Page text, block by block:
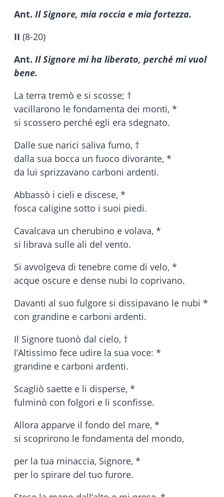
Ant. Il Signore, mia roccia e mia fortezza.
II (8-20)
Ant. Il Signore mi ha liberato, perché mi vuol
bene.
La terra tremò e si scosse; †
vacillarono le fondamenta dei monti, *
si scossero perché egli era sdegnato.
Dalle sue narici saliva fumo, †
dalla sua bocca un fuoco divorante, *
da lui sprizzavano carboni ardenti.
Abbassò i cieli e discese, *
fosca caligine sotto i suoi piedi.
Cavalcava un cherubino e volava, *
si librava sulle ali del vento.
Si avvolgeva di tenebre come di velo, *
acque oscure e dense nubi lo coprivano.
Davanti al suo fulgore si dissipavano le nubi *
con grandine e carboni ardenti.
Il Signore tuonò dal cielo, †
l’Altissimo fece udire la sua voce: *
grandine e carboni ardenti.
Scagliò saette e li disperse, *
fulminò con folgori e li sconfisse.
Allora apparve il fondo del mare, *
si scoprirono le fondamenta del mondo,
per la tua minaccia, Signore, *
per lo spirare del tuo furore.